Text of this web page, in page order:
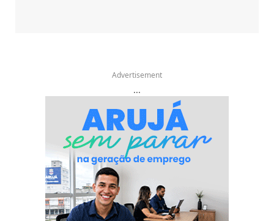
Advertisement
...